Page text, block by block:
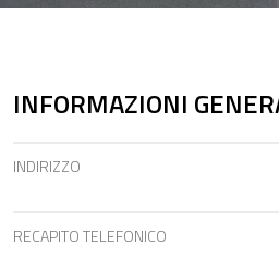
INFORMAZIONI
INDIRIZZO
RECAPITO TELEFONICO